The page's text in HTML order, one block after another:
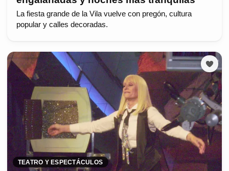
La fiesta grande de la Vila vuelve con pregón, cultura
popular y calles decoradas.
TEATRO Y ESPECTÁCULOS